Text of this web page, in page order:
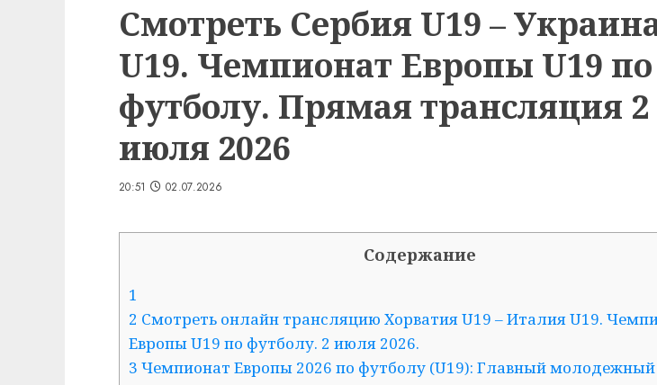
Смотреть Сербия U19 –
U19. Чемпионат Европы U19 по
футболу. Прямая трансляция 2
июля 2026
20:51 02.07.2026
Содержание
1
2 Смотреть онлайн трансляцию Хорватия U19 – Италия U19.
Европы U19 по футболу. 2 июля 2026.
3 Чемпионат Европы 2026 по футболу (U19): Главный молодежный